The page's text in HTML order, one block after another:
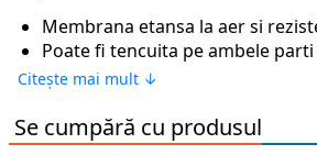
Membrana etansa la aer si
Poate fi tencuita pe ambele parti
Banda autoadeziva
Utilizare in interior
Citește mai mult ↓
Se cumpără cu produsul